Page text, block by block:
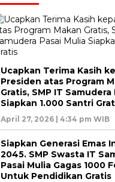
Ucapkan Terima Kasih
Presiden atas Program
Gratis, SMP IT Samudera
Siapkan 1.000 Santri
April 27, 2026 | 4:34 pm WIB
Siapkan Generasi Emas
2045. SMP Swasta IT
Pasai Mulia Gagas 1000
Untuk Pendidikan Gratis